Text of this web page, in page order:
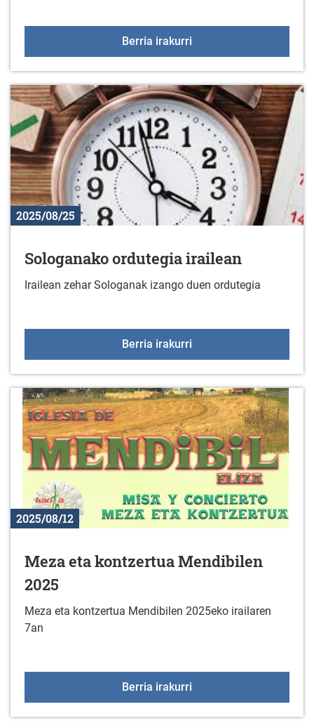
Berria irakurri
2025/08/25
Sologanako ordutegia irailean
Irailean zehar Sologanak izango duen ordutegia
Berria irakurri
2025/08/12
Meza eta kontzertua Mendibilen
2025
Meza eta kontzertua Mendibilen 2025eko irailaren
7an
Berria irakurri